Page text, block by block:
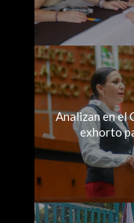
Analizan en el
exhorto